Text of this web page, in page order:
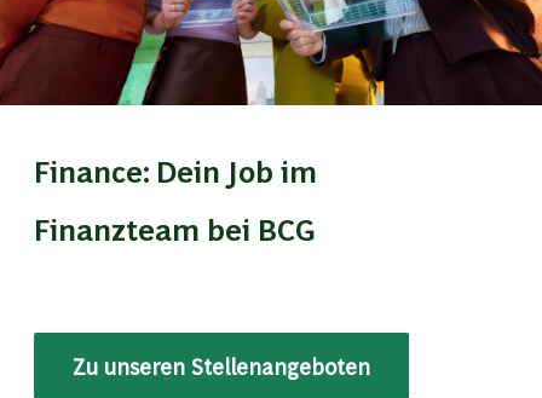
Finance: Dein Job im
Finanzteam bei BCG
Zu unseren Stellenangeboten